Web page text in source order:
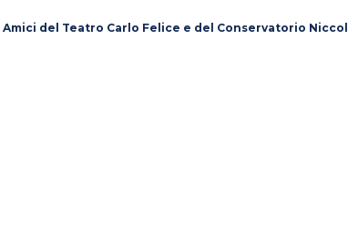
Amici del Teatro Carlo Felice e del Conservatorio